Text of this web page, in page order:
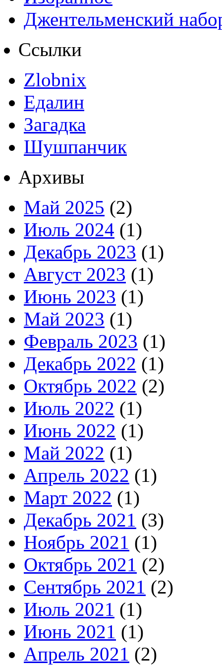
Джентельменский
Ссылки
Zlobnix
Едалин
Загадка
Шушпанчик
Архивы
Май 2025 (2)
Июль 2024 (1)
Декабрь 2023 (1)
Август 2023 (1)
Июнь 2023 (1)
Май 2023 (1)
Февраль 2023 (1)
Декабрь 2022 (1)
Октябрь 2022 (2)
Июль 2022 (1)
Июнь 2022 (1)
Май 2022 (1)
Апрель 2022 (1)
Март 2022 (1)
Декабрь 2021 (3)
Ноябрь 2021 (1)
Октябрь 2021 (2)
Сентябрь 2021 (2)
Июль 2021 (1)
Июнь 2021 (1)
Апрель 2021 (2)